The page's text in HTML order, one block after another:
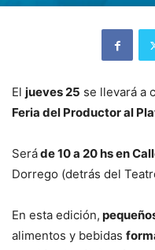
El jueves 25 se llevará a
Feria del Productor al
Seráde 10 a 20 hs en
Dorrego (detrás del
En esta edición,
alimentos y bebidas